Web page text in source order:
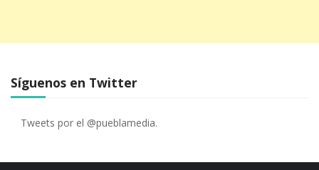
Síguenos en Twitter
Tweets por el @pueblamedia.